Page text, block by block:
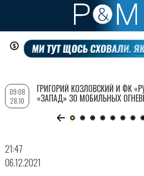
Перейти
содержанию
21:47
06.12.2021
09:08
28.10
ГРИГОРИЙ КОЗЛОВСКИЙ И ФК
«ЗАПАД» 30 МОБИЛЬНЫХ